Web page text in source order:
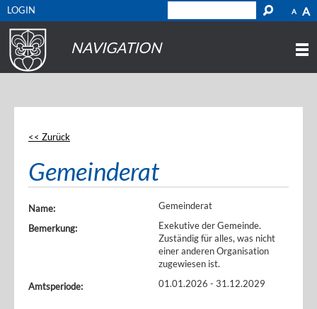
A A
LOGIN
NAVIGATION
<< Zurück
Gemeinderat
Name:
Gemeinderat
Bemerkung:
Exekutive der Gemeinde.
Zuständig für alles, was nicht
einer anderen Organisation
zugewiesen ist.
Amtsperiode:
01.01.2026 - 31.12.2029